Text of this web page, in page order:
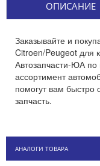
ОПИСАНИЕ
Заказывайте и
Citroen/Peugeot для
Автозапчасти-ЮА
ассортимент
помогут вам быстро
запчасть.
АНАЛОГИ ТОВАРА